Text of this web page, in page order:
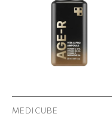
MEDICUBE